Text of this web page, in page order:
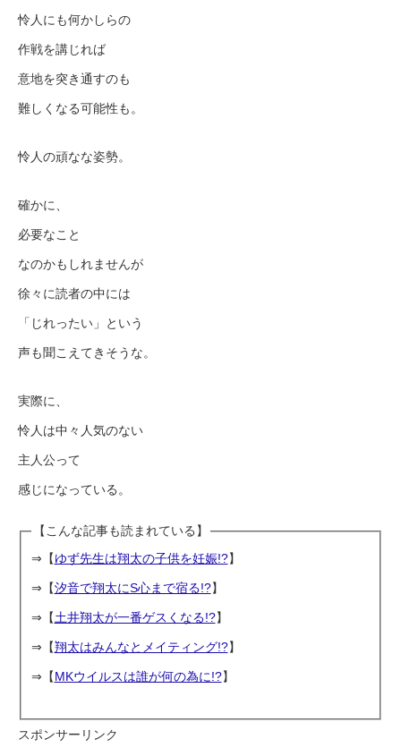
怜人にも何かしらの
作戦を講じれば
意地を突き通すのも
難しくなる可能性も。
怜人の頑なな姿勢。
確かに、
必要なこと
なのかもしれませんが
徐々に読者の中には
「じれったい」という
声も聞こえてきそうな。
実際に、
怜人は中々人気のない
主人公って
感じになっている。
【こんな記事も読まれている】
⇒【ゆず先生は翔太の子供を妊娠!?】
⇒【汐音で翔太にS心まで宿る!?】
⇒【土井翔太が一番ゲスくなる!?】
⇒【翔太はみんなとメイティング!?】
⇒【MKウイルスは誰が何の為に!?】
スポンサーリンク